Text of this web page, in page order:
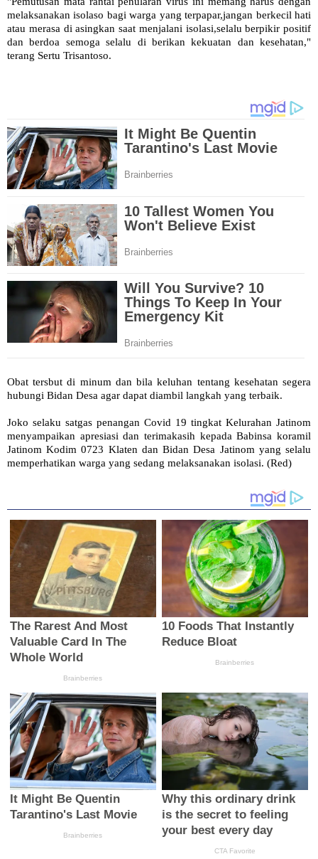
melaksanakan isolaso bagi warga yang terpapar,jangan berkecil hati
atau merasa di asingkan saat menjalani isolasi,selalu berpikir positif
dan berdoa semoga selalu di berikan kekuatan dan kesehatan,"
terang Sertu Trisantoso.
Obat tersbut di minum dan bila keluhan tentang kesehatan segera
hubungi Bidan Desa agar dapat diambil langkah yang terbaik.
Joko selaku satgas penangan Covid 19 tingkat Kelurahan Jatinom
menyampaikan apresiasi dan terimakasih kepada Babinsa koramil
Jatinom Kodim 0723 Klaten dan Bidan Desa Jatinom yang selalu
memperhatikan warga yang sedang melaksanakan isolasi. (Red)